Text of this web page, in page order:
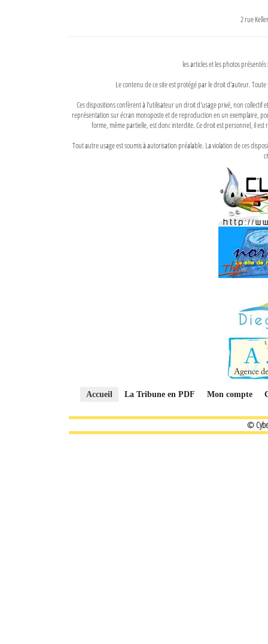
2 rue
les articles et les photos
Le contenu de ce site est protégé par le droit d'auteur.
Ces dispositions confèrent à l'utilisateur un droit d'usage privé, non
représentation sur écran monoposte et de reproduction en un exemplaire,
forme, même partielle, est donc interdite. Ce droit est personnel, il
Tout autre usage est soumis à autorisation préalable. La violation de ces
Accueil La Tribune en PDF Mon compte
©